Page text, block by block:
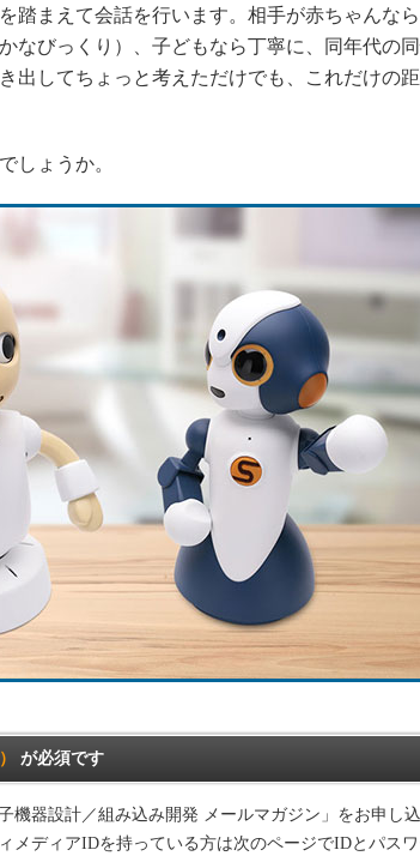
踏まえて会話を行います。相手が赤ちゃんなら
なびっくり）、子どもなら丁寧に、同年代の
出してちょっと考えただけでも、これだけの
しょうか。
が必須です
機器設計／組み込み開発 メールマガジン」をお申し
メディアIDを持っている方は次のページでIDとパス